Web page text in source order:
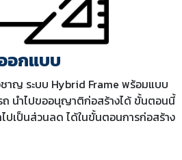
อกแบบ
าญ ระบบ Hybrid Frame พร้อมแบบ
ถ นำไปขออนุญาติก่อสร้างได้ ขั้นตอนนี้
ปเป็นส่วนลด ได้ในขั้นตอนการก่อสร้าง